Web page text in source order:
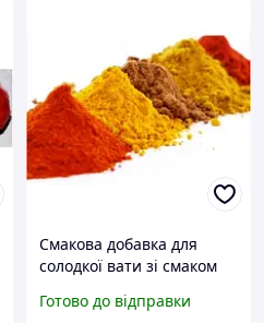
Смакова добавка для
солодкої вати зі смаком
Готово до відправки